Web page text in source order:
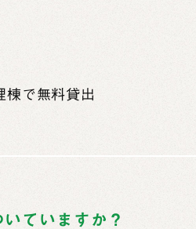
棟で無料貸出
ていますか？